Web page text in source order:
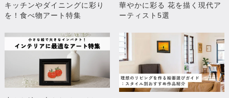
キッチンやダイニングに彩り
を！食べ物アート特集
華やかに彩る 花を描く現代ア
ーティスト5選